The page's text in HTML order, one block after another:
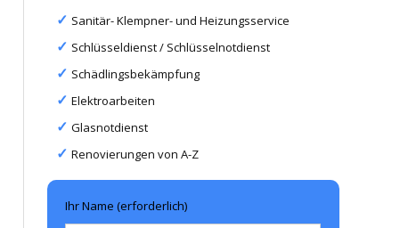
Sanitär- Klempner- und Heizungsservice
Schlüsseldienst / Schlüsselnotdienst
Schädlingsbekämpfung
Elektroarbeiten
Glasnotdienst
Renovierungen von A-Z
Ihr Name (erforderlich)